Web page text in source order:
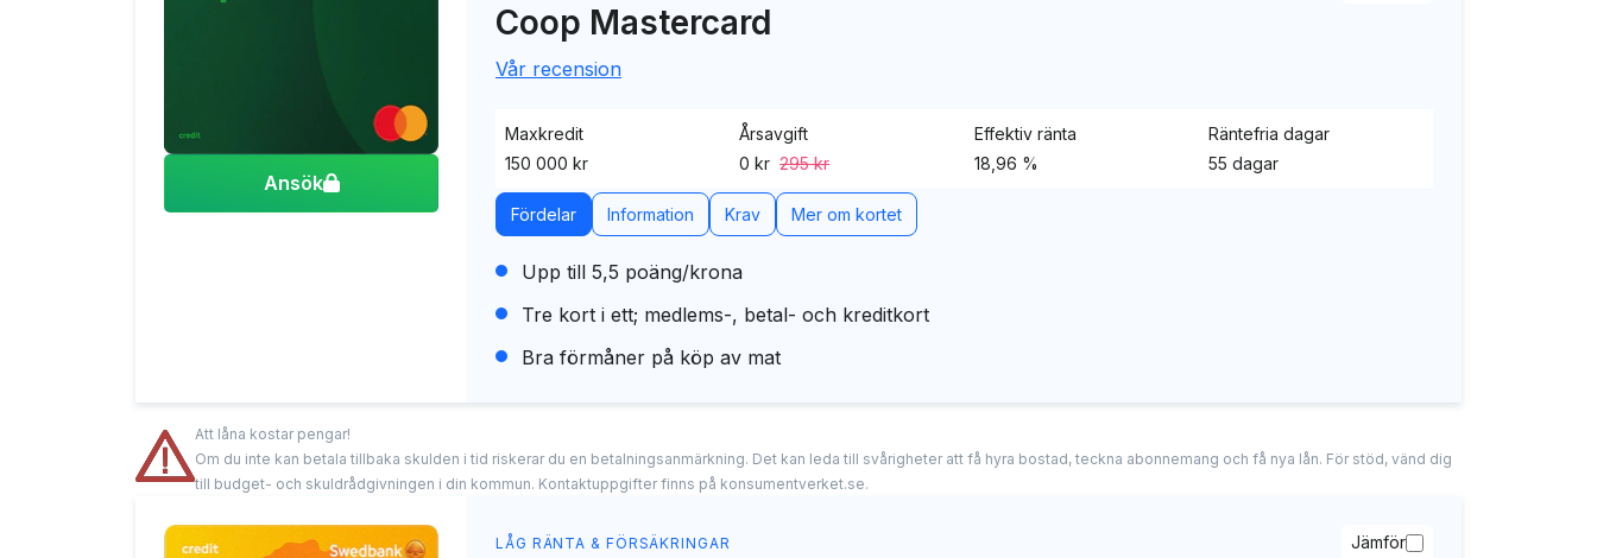
Ansök
Coop Mastercard
Vår recension
Maxkredit
150 000 kr
Årsavgift
0 kr 295 kr
Effektiv ränta
18,96 %
Räntefria dagar
55 dagar
Fördelar Information Krav Mer om kortet
Upp till 5,5 poäng/krona
Tre kort i ett; medlems-, betal- och kreditkort
Bra förmåner på köp av mat
Att låna kostar pengar!
Om du inte kan betala tillbaka skulden i tid riskerar du en betalningsanmärkning. Det kan leda till svårigheter att få hyra bostad, teckna abonnemang och få nya lån. För stöd, vänd dig
till budget- och skuldrådgivningen i din kommun. Kontaktuppgifter finns på konsumentverket.se.
LÅG RÄNTA & FÖRSÄKRINGAR Jämför